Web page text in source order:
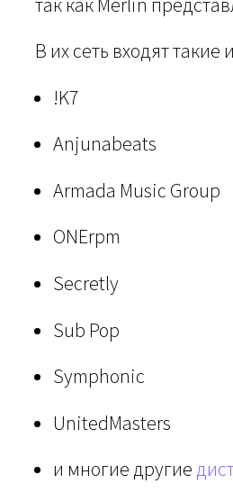
В их сеть входят
!K7
Anjunabeats
Armada Music Group
ONErpm
Secretly
Sub Pop
Symphonic
UnitedMasters
и многие другие